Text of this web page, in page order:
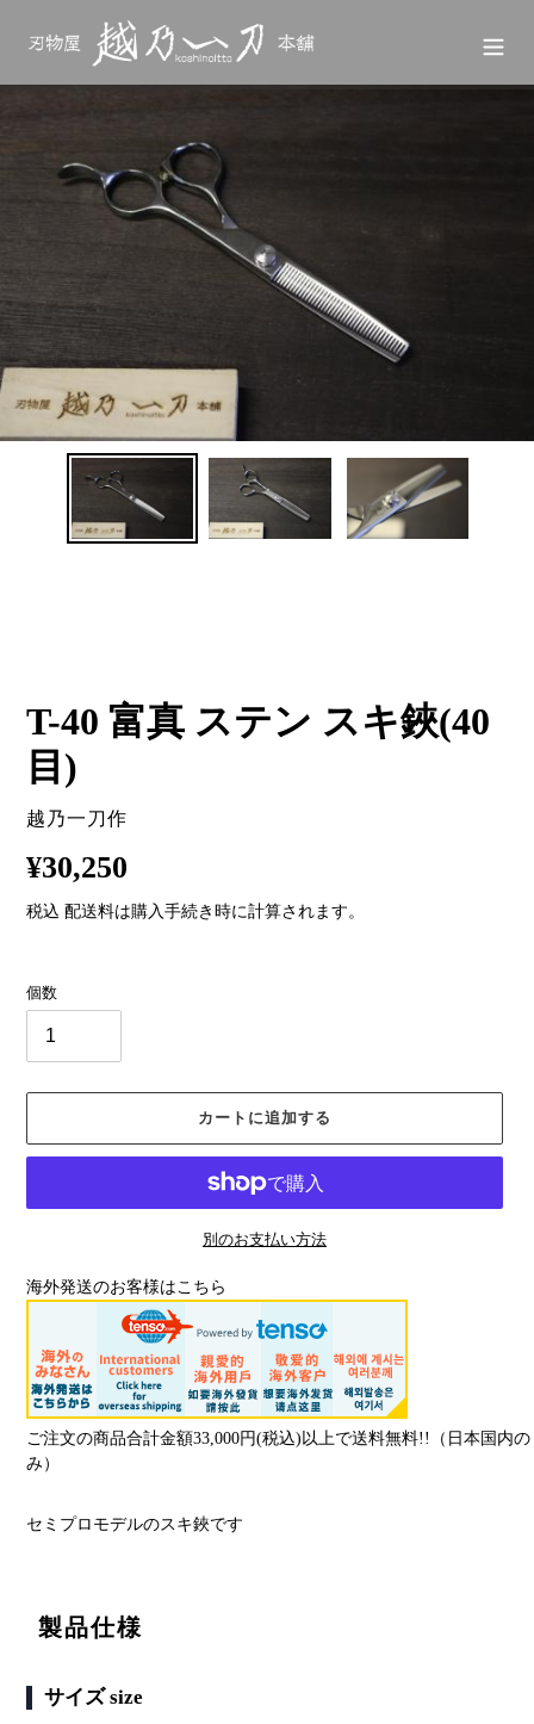
ン
す
る
T-40 富真 ステン スキ鋏(40
目)
販
元
越乃一刀作
通
常
格
¥30,250
税込 配送料は購入手続き時に計算されます。
個数
カートに追加する
別のお支払い方法
海外発送のお客様はこちら
ご注文の商品合計金額33,000円(税込)以上で送料無料!!（日本国内の
み）
ー
品
追
加
セミプロモデルのスキ鋏です
製品仕様
サイズ size